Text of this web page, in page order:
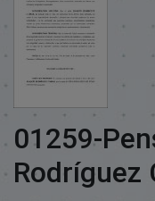
01259-
Rodríguez